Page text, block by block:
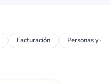
Facturación Personas y